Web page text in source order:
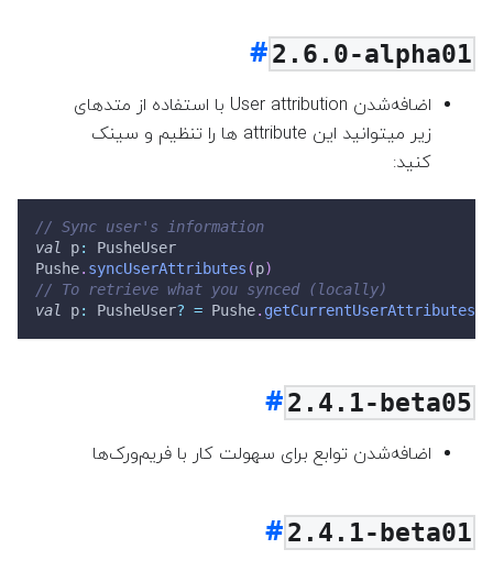
2.6.0-alpha01
اضافه‌شدن User attribution با استفاده از متد‌های
زیر میتو‌انید این attribute ها را تنظیم و سینک
کنید:
// Sync user's information
val
p:
PusheUser
Pushe. syncUserAttributes (p)
// To retrieve what you synced (locally)
val
p: PusheUser? = Pushe. getCurrentUserAttributes
2.4.1-beta05
اضافه‌شدن توابع برای سهولت کار با فریم‌ورک‌ها
2.4.1-beta01